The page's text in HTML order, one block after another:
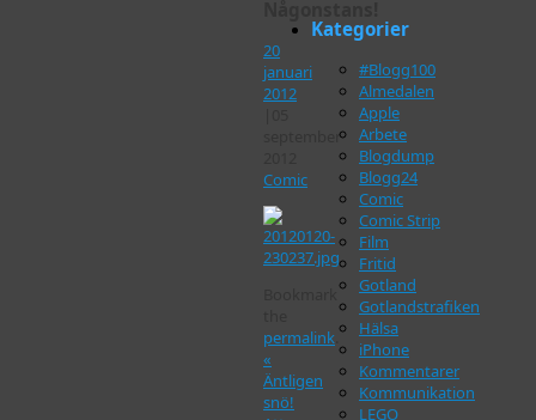
20
januari
2012
september
Comic
permalink
«
Äntligen
snö!
Kategorier
#Blogg100
Almedalen
Apple
Arbete
Blogdump
Blogg24
Comic
Comic Strip
Film
Fritid
Gotland
Gotlandstrafiken
Hälsa
iPhone
Kommentarer
Kommunikation
LEGO